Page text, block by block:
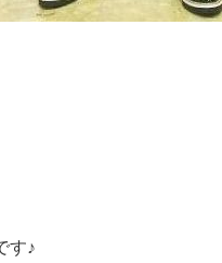
す♪